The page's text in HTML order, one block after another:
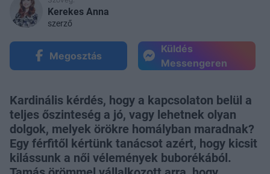
Kerekes Anna
szerző
Megosztás
Küldés
Messengeren
Kardinális kérdés, hogy a kapcsolaton belül a
teljes őszinteség a jó, vagy lehetnek olyan
dolgok, melyek örökre homályban maradnak?
Egy férfitől kértünk tanácsot azért, hogy kicsit
kilássunk a női vélemények buborékából.